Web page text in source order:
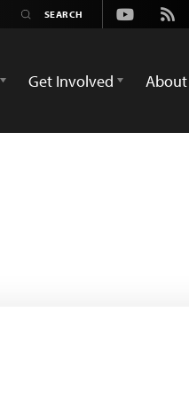
Youtube
Rss
Get Involved